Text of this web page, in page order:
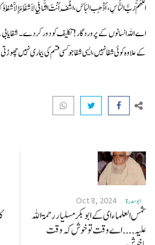
اللَّهُمَّ رَبَّ النَّاسِ، أذْهِب البَأسَ، اشْفِ أنْتَ الشَّافِي لاَ شِفَاءَ إِلاَّ
اے اللہ انسانوں کے پروردگار! تکلیف کو دور کر دے۔
کے علاوہ کوئی شفا نہیں، ایسی شفا جو کسی قسم کی بیماری نہیں
ابو سدرة Oct 8, 2024
شمس العلماء ای کے ابو بکر مسلیار رحمۃ اللہ
علیہ .... اے وقت تو خوش کہ وقت